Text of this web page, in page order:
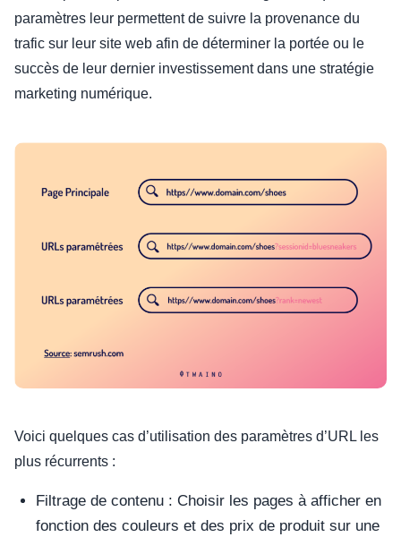
paramètres leur permettent de suivre la provenance du
trafic sur leur site web afin de déterminer la portée ou le
succès de leur dernier investissement dans une stratégie
marketing numérique.
Voici quelques cas d’utilisation des paramètres d’URL les
plus récurrents :
Filtrage de contenu : Choisir les pages à afficher en
fonction des couleurs et des prix de produit sur une